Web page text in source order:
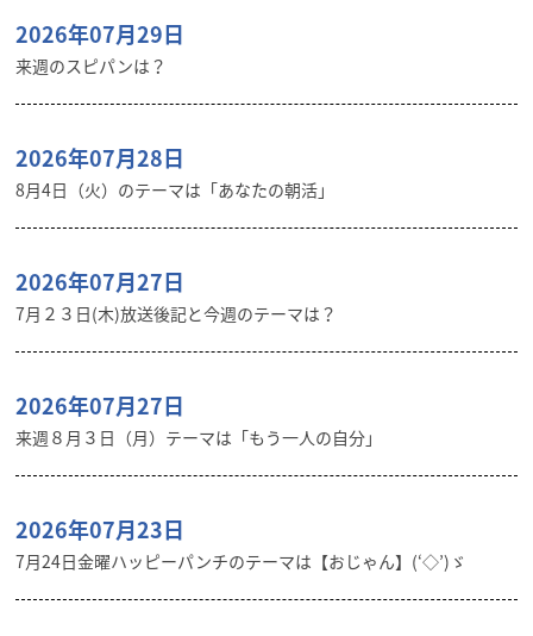
2026年07月29日
来週のスピパンは？
2026年07月28日
8月4日（火）のテーマは「あなたの朝活」
2026年07月27日
7月２３日(木)放送後記と今週のテーマは？
2026年07月27日
来週８月３日（月）テーマは「もう一人の自分」
2026年07月23日
7月24日金曜ハッピーパンチのテーマは【おじゃん】(‘◇’)ゞ